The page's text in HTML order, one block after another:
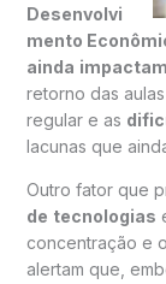
Desenvolvi
mento
ainda impactam
retorno das
regular e as
lacunas que
Outro fator que
de tecnologias
concentração e
alertam que,